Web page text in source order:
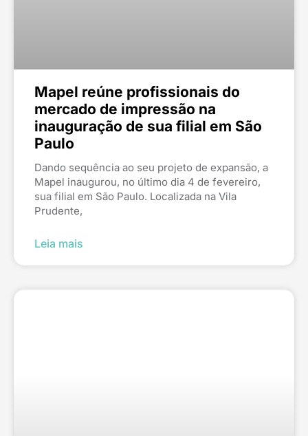
Mapel reúne profissionais do
mercado de impressão na
inauguração de sua filial em São
Paulo
Dando sequência ao seu projeto de expansão, a
Mapel inaugurou, no último dia 4 de fevereiro,
sua filial em São Paulo. Localizada na Vila
Prudente,
Leia mais